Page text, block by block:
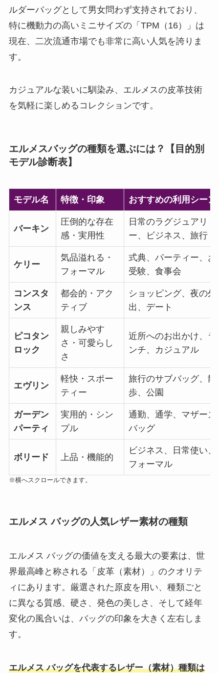
ルダーバッグとして男女問わず支持されており、
特に機動力の高いミニサイズの「TPM（16）」は
現在、二次流通市場でも非常に高い人気を誇りま
す。
カジュアルな装いに馴染み、エルメスの皮革技術
を気軽に楽しめるコレクションです。
エルメスバッグの種類を選ぶには？【目的別
モデル診断表】
モデル名 特徴・印象 おすすめの利用シーン
バーキン
圧倒的な存在
感・実用性
日常のラグジュアリ
ー、ビジネス、旅行
ケリー
気品溢れる・
フォーマル
式典、パーティー、お
受験、食事会
コンスタ
ンス
都会的・アク
ティブ
ショッピング、夜の外
出、デート
ピコタン
ロック
親しみやす
さ・可愛らし
さ
近所へのお出かけ、ラ
ンチ、カジュアル
エヴリン
軽快・スポー
ティー
旅行のサブバッグ、散
歩、公園
ガーデン
パーティ
実用的・シン
プル
通勤、通学、マザーズ
バッグ
ボリード 上品・機能的
ビジネス、日常使い、
フォーマル
※横へスクロールできます。
エルメス バッグの人気レザー素材の種類
エルメス バッグの価値を支える最大の要素は、世
界最高峰と称される「皮革（素材）」のクオリテ
ィにあります。厳選された原皮を用い、種類ごと
に異なる質感、硬さ、発色の美しさ、そして経年
変化の風合いは、バッグの印象を大きく左右しま
す。
エルメス バッグを代表するレザー（素材）種類は